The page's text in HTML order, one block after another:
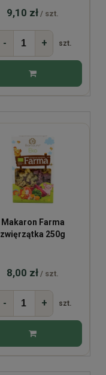
9,10 zł / szt.
- + szt.
Makaron Farma
zwięrzątka 250g
8,00 zł / szt.
- + szt.